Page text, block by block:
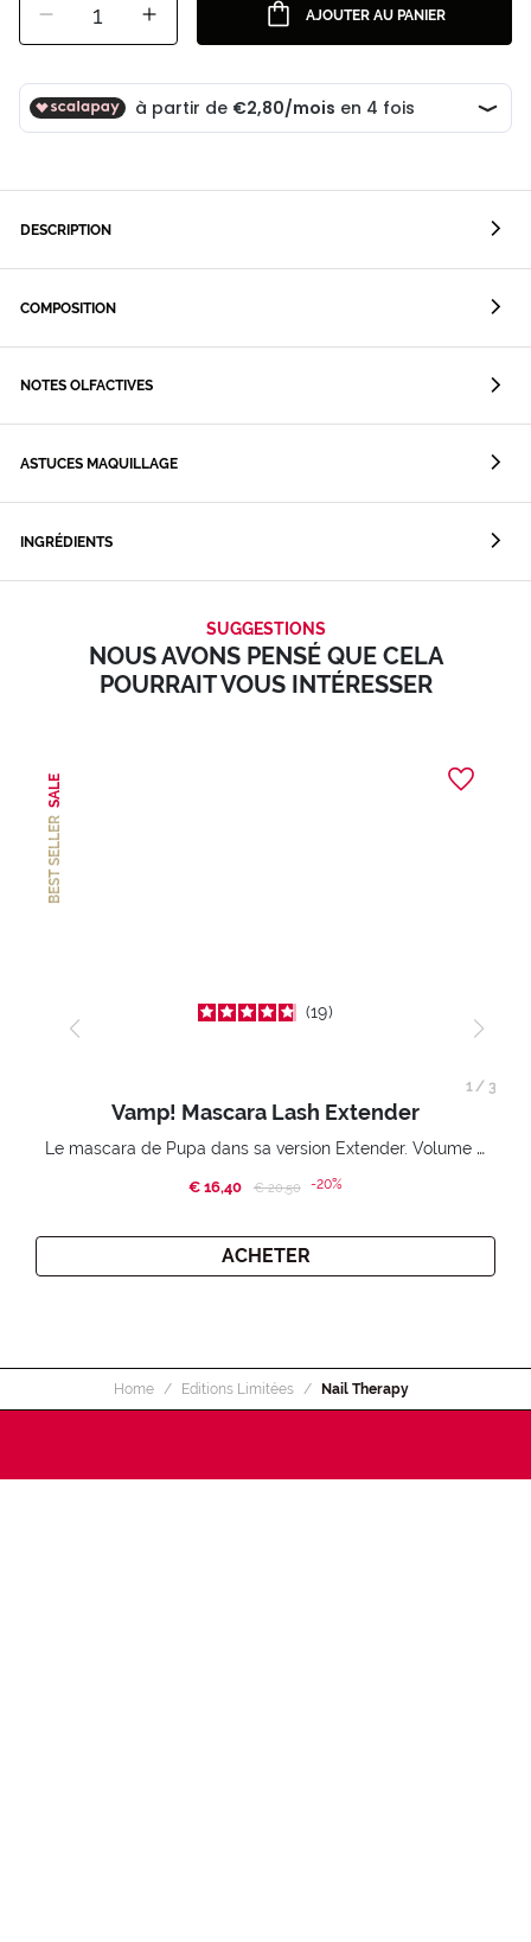
1 AJOUTER AU PANIER
DESCRIPTION
COMPOSITION
NOTES OLFACTIVES
ASTUCES MAQUILLAGE
INGRÉDIENTS
SUGGESTIONS
NOUS AVONS PENSÉ QUE CELA
POURRAIT VOUS INTÉRESSER
BEST SELLER
SALE
19
Vamp! Mascara Lash Extender
Le mascara de Pupa dans sa version Extender. Volume extension 3D. Des cils amplifiés et liftés à l’infini.
€ 16,40 Price reduced from
€ 20,50to-20%
ACHETER
1/ 3
Home Editions Limitées Nail Therapy